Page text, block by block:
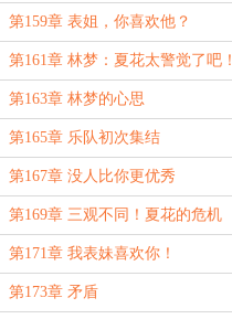
创”了！
第159章 表姐，你喜欢他？
第161章 林梦：夏花太警觉了吧！
第163章 林梦的心思
第165章 乐队初次集结
第167章 没人比你更优秀
第169章 三观不同！夏花的危机
感！
第171章 我表妹喜欢你！
第173章 矛盾